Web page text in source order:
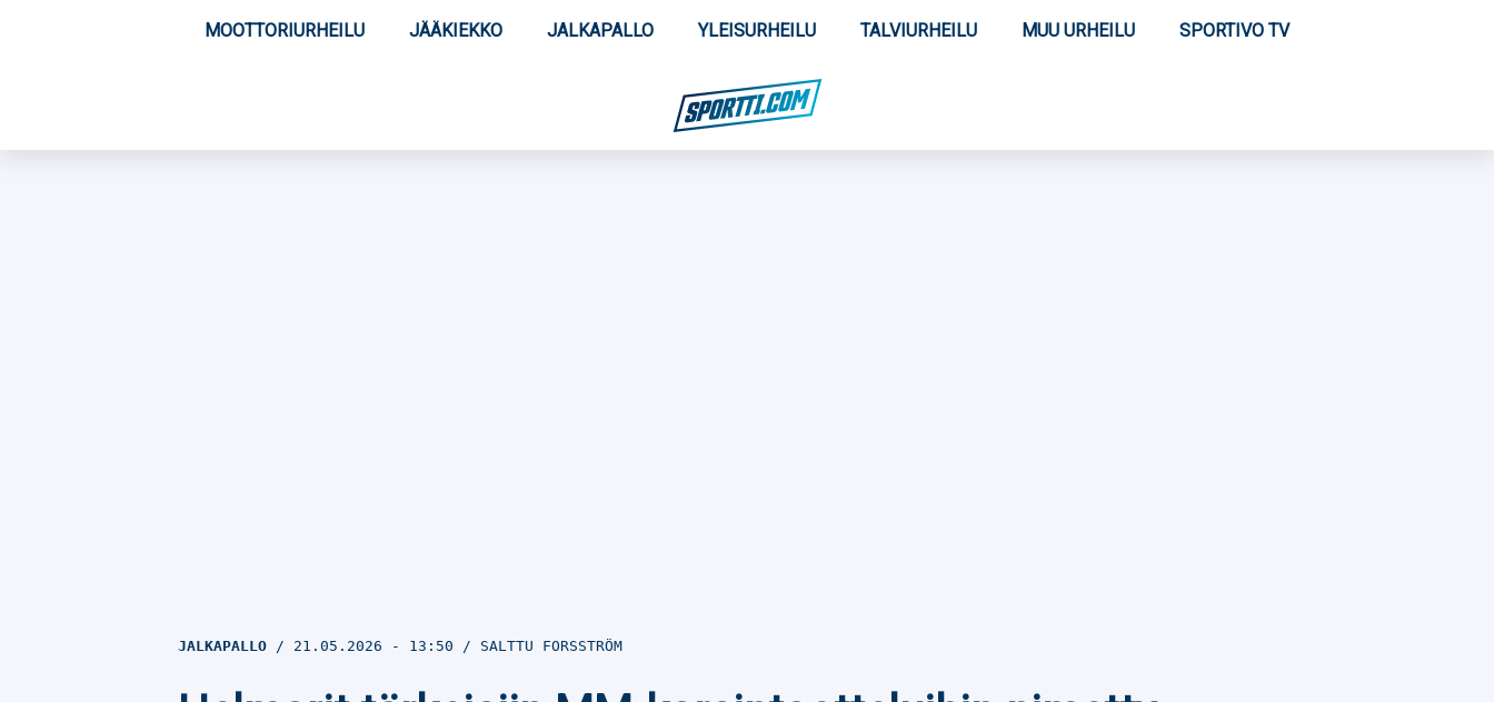
MOOTTORIURHEILU JÄÄKIEKKO JALKAPALLO YLEISURHEILU TALVIURHEILU MUU URHEILU SPORTIVO TV
JALKAPALLO 21.05.2026 - 13:50 SALTTU FORSSTRÖM